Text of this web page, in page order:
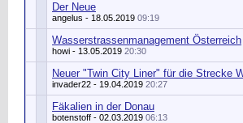
Der Neue
angelus - 18.05.2019 09:19
Wasserstrassenmanagement Österreich
howi - 13.05.2019 20:30
Neuer "Twin City Liner" für die Strecke
invader22 - 19.04.2019 20:27
Fäkalien in der Donau
botenstoff - 02.03.2019 06:13